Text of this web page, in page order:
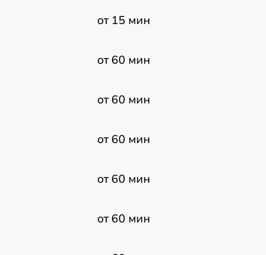
от 15 мин
от 60 мин
от 60 мин
от 60 мин
от 60 мин
от 60 мин